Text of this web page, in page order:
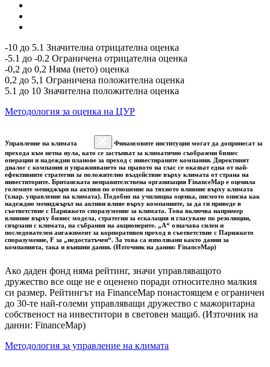
-10 до 5.1 Значителна отрицателна оценка
-5.1 до -0.2 Ограничена отрицателна оценка
-0,2 до 0,2 Няма (нето) оценка
0,2 до 5,1 Ограничена положителна оценка
5.1 до 10 Значителна положителна оценка
Методология за оценка на ЦУР
Управление на климата
Финансовите институции могат да допринесат за
прехода към нетна нула, като се застъпват за климатично съобразени бизнес
операции и надеждни планове за преход с инвестираните компании. Директният
диалог с компания и упражняването на правото на глас се оказват една от най-
ефективните стратегии за положително въздействие върху климата от страна на
инвеститорите. Британската неправителствена организация FinanceMap е оценила
големите мениджъри на активи по отношение на тяхното влияние върху климата
(т.нар. управление на климата). Подобно на училищна оценка, писмото описва как
надеждно мениджърът на активи влияе върху компаниите, за да ги приведе в
съответствие с Парижкото споразумение за климата. Това включва например
влияние върху бизнес модела, стратегии за ескалация и гласуване по резолюции,
свързани с климата, на събрания на акционерите. „A“ означава силен и
последователен ангажимент за корпоративен преход в съответствие с Парижкото
споразумение, F за „недостатъчен“. За това са използвани както данни за
компанията, така и външни данни. (Източник на данни: FinanceMap)
Ако даден фонд няма рейтинг, значи управляващото
дружество все още не е оценено поради относително малкия
си размер. Рейтингът на FinanceMap понастоящем е ограничен
до 30-те най-големи управляващи дружество с мажоритарна
собственост на инвеститори в световен мащаб. (Източник на
данни: FinanceMap)
Методология за управление на климата